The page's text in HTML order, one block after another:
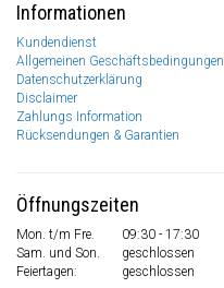
Informationen
Kundendienst
Allgemeinen Geschäftsbedingungen
Datenschutzerklärung
Disclaimer
Zahlungs Information
Rücksendungen & Garantien
Öffnungszeiten
Mon. t/m Fre.
09:30 - 17:30
Sam. und Son.
geschlossen
Feiertagen:
geschlossen